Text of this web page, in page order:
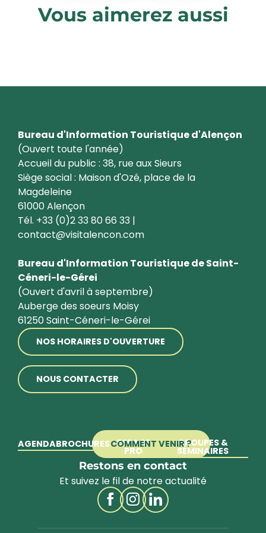
Vous aimerez aussi
Bureau d'Information Touristique d'Alençon
(Ouvert toute l'année)
Accueil du public : 38, rue aux Sieurs
Siège social : Maison d'Ozé, place de la
Magdeleine
61000 Alençon
Tél. +33 (0)2 33 80 66 33 |
contact@visitalencon.com
Bureau d'Information Touristique de Saint-
Céneri-le-Gérei
(Ouvert d'avril à septembre)
Auberge des soeurs Moisy
61250 Saint-Céneri-le-Gérei
NOS HORAIRES D'OUVERTURE
NOUS CONTACTER
COMMENT VENIR ?
AGENDABROCHURES ESPACE
PRO
GROUPES &
SÉMINAIRES
Restons en contact
Et suivez le fil de notre actualité